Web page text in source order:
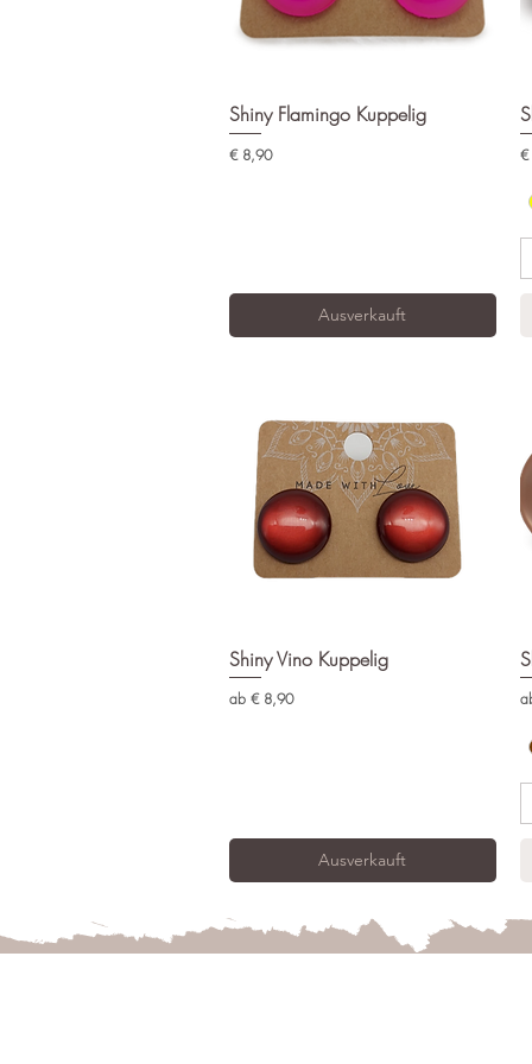
Schnellansicht
Shiny Flamingo Kuppelig
Preis
€ 8,90
Ausverkauft
€
Schnellansicht
Shiny Vino Kuppelig
ab € 8,90
Sale-Preis
Ausverkauft